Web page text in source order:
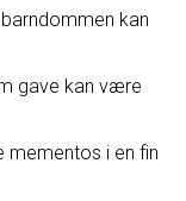
kan
gave kan være
mementos i en fin